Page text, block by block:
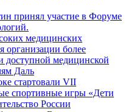
принял участие в Форуме
медицинских
организации более
доступной медицинской
Даль
стартовали VII
спортивные игры «Дети
России